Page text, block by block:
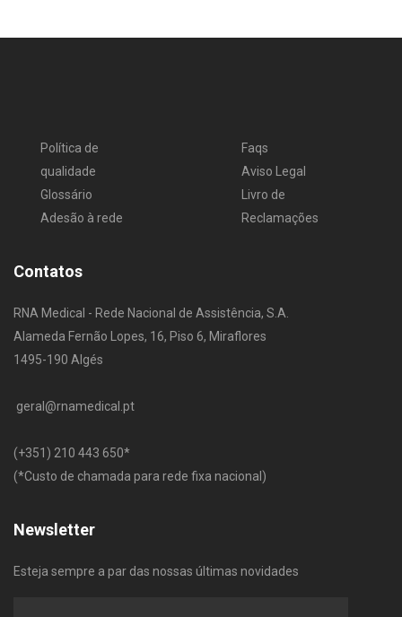
Política de
qualidade
Glossário
Adesão à rede
Faqs
Aviso Legal
Livro de
Reclamações
Contatos
RNA Medical - Rede Nacional de Assistência, S.A.
Alameda Fernão Lopes, 16, Piso 6, Miraflores
1495-190 Algés
geral@rnamedical.pt
​(+351) 210 443 650*
(*Custo de chamada para rede fixa nacional)
Newsletter
Esteja sempre a par das nossas últimas novidades